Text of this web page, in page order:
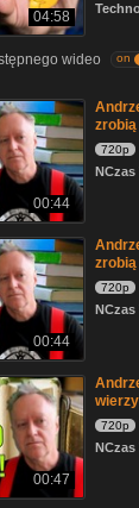
04:58
wideo on
00:44
720p
NCzas
00:44
720p
NCzas
00:47
720p
NCzas